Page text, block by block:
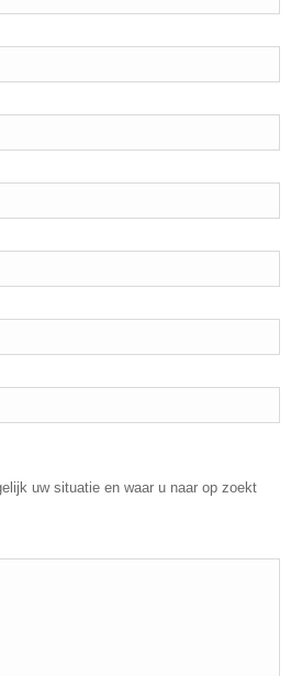
uw situatie en waar u naar op zoekt